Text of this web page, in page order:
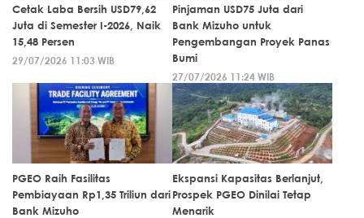
Cetak Laba Bersih USD79,62
Juta di Semester I-2026, Naik
15,48 Persen
29/07/2026 11:03 WIB
Pinjaman USD75 Juta dari
Bank Mizuho untuk
Pengembangan Proyek Panas
Bumi
27/07/2026 11:24 WIB
PGEO Raih Fasilitas
Pembiayaan Rp1,35 Triliun dari
Bank Mizuho
Ekspansi Kapasitas Berlanjut,
Prospek PGEO Dinilai Tetap
Menarik